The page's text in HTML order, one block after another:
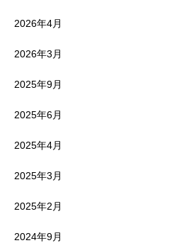
2026年4月
2026年3月
2025年9月
2025年6月
2025年4月
2025年3月
2025年2月
2024年9月